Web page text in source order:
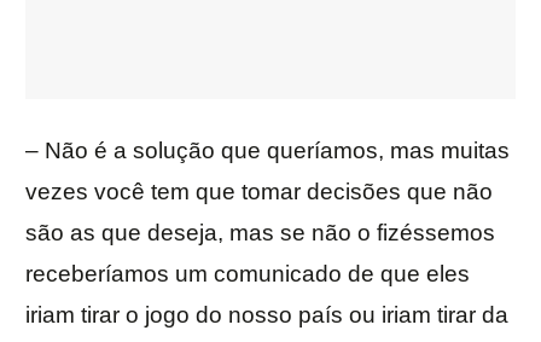
– Não é a solução que queríamos, mas muitas
vezes você tem que tomar decisões que não
são as que deseja, mas se não o fizéssemos
receberíamos um comunicado de que eles
iriam tirar o jogo do nosso país ou iriam tirar da